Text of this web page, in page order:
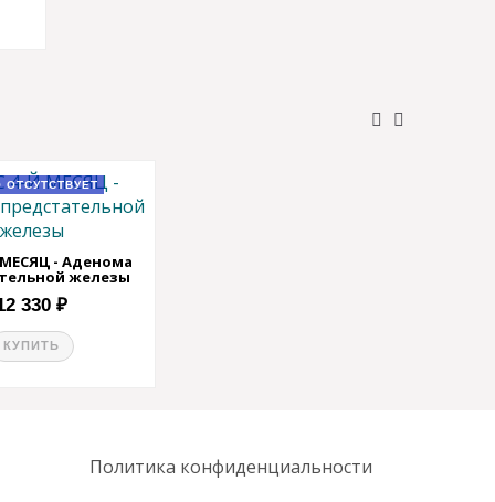
- Аденома
железы
330 ₽
КУПИТЬ
Политика конфиденциальности